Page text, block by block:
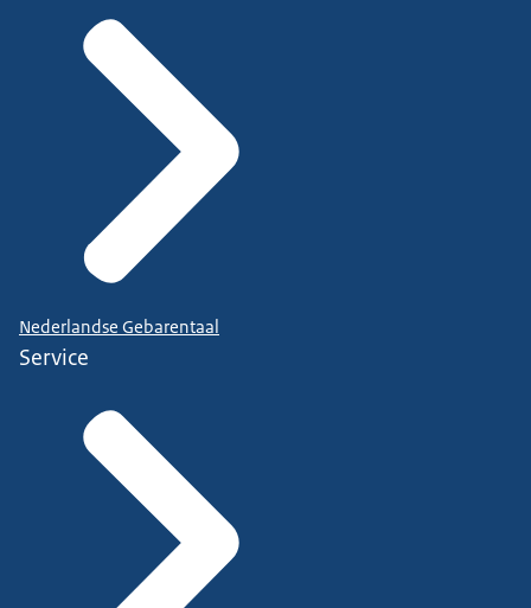
Nederlandse Gebarentaal
Service